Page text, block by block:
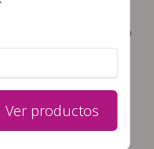
en la comunas o
Ver productos